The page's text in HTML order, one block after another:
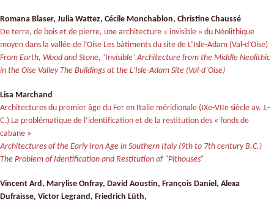
Romana Blaser, Julia Wattez, Cécile Monchablon, Christine Chaussé
De terre, de bois et de pierre, une architecture « invisible » du Néolithique
moyen dans la vallée de l’Oise Les bâtiments du site de L’Isle-Adam (Val-d’Oise)
From Earth, Wood and Stone, ‘Invisible’ Architecture from the Middle Neolithic
in the Oise Valley The Buildings at the L’Isle-Adam Site (Val-d’Oise)
Lisa Marchand
Architectures du premier âge du Fer en Italie méridionale (IXe-VIIe siècle av. J.-
C.) La problématique de l’identification et de la restitution des « fonds de
cabane »
Architectures of the Early Iron Age in Southern Italy (9th to 7th century B.C.)
The Problem of Identification and Restitution of “Pithouses”
Vincent Ard, Marylise Onfray, David Aoustin, François Daniel, Alexa
Dufraisse, Victor Legrand, Friedrich Lüth,